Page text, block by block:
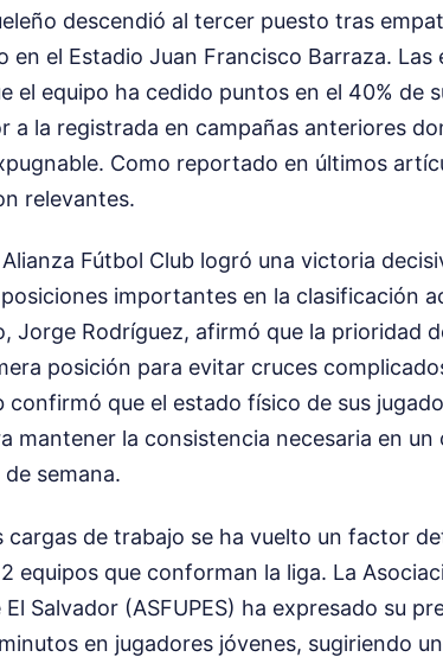
descendió al tercer puesto tras
en el Estadio Juan Francisco Barraza.
el equipo ha cedido puntos en el 40% de
a la registrada en campañas anteriores
Como reportado en últimos
relevantes.
Fútbol Club logró una victoria
importantes en la clasificación
Jorge Rodríguez, afirmó que la prioridad
posición para evitar cruces
confirmó que el estado físico de sus
mantener la consistencia necesaria en un
semana.
cargas de trabajo se ha vuelto un factor
equipos que conforman la liga. La
Salvador (ASFUPES) ha expresado su
en jugadores jóvenes, sugiriendo